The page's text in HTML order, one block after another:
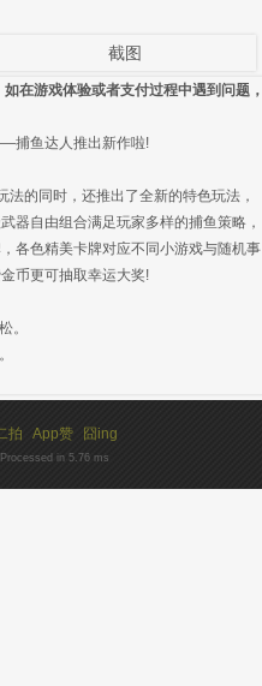
截图
在游戏体验或者支付过程中遇到问题
捕鱼达人推出新作啦!
的同时，还推出了全新的特色玩法，
器自由组合满足玩家多样的捕鱼策略，
各色精美卡牌对应不同小游戏与随机事
币更可抽取幸运大奖!
。
拍 App赞 囧ing
Processed in 5.76 ms